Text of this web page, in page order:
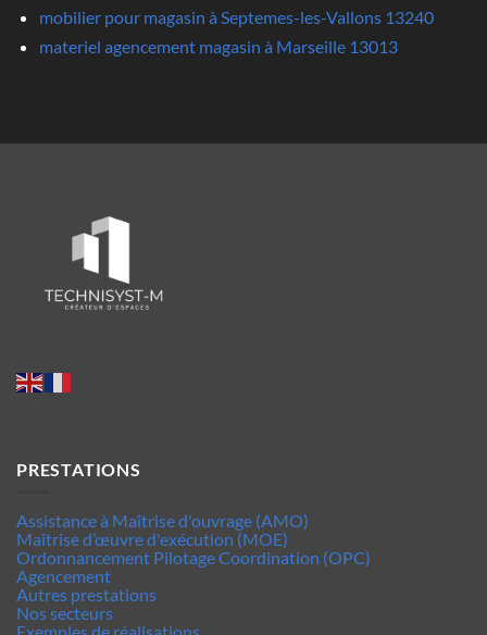
mobilier pour magasin à Septemes-les-Vallons 13240
materiel agencement magasin à Marseille 13013
PRESTATIONS
Assistance à Maîtrise d'ouvrage (AMO)
Maîtrise d’œuvre d'exécution (MOE)
Ordonnancement Pilotage Coordination (OPC)
Agencement
Autres prestations
Nos secteurs